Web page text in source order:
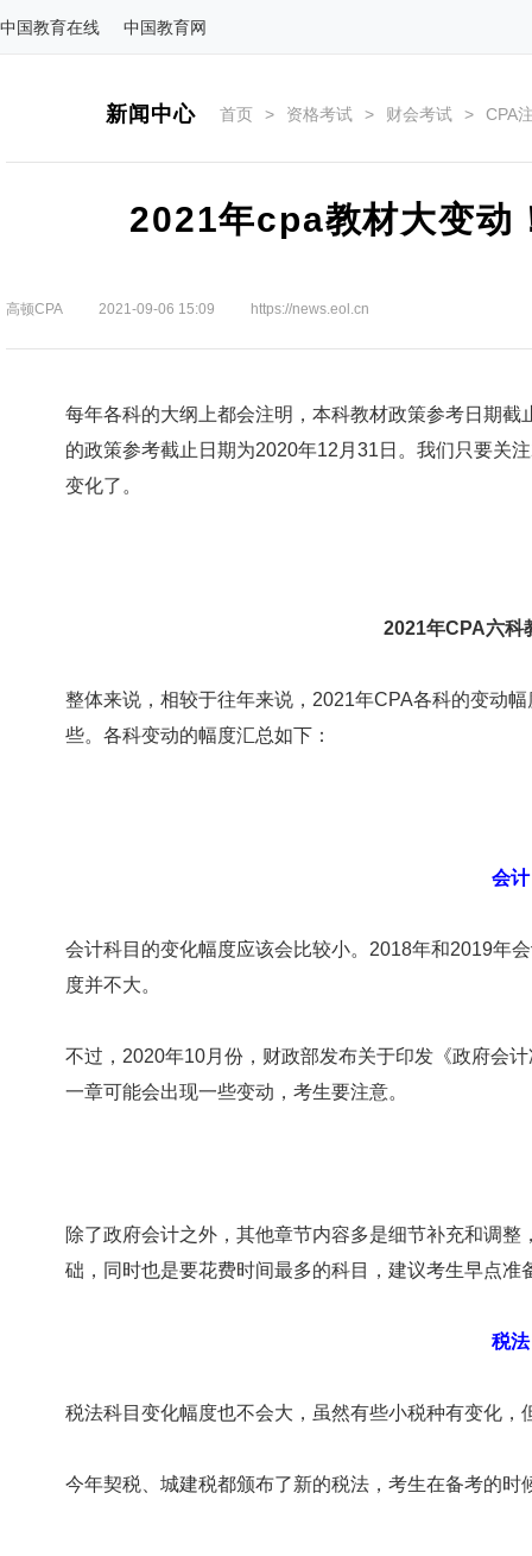
中国教育在线 中国教育网
新闻中心 首页 > 资格考试 > 财会考试 > CPA
2021年cpa教材大变动
高顿CPA 2021-09-06 15:09 https://news.eol.cn
每年各科的大纲上都会注明，本科教材政策参考日期
的政策参考截止日期为2020年12月31日。我们只要关
变化了。
2021年CPA六科
整体来说，相较于往年来说，2021年CPA各科的变动
些。各科变动的幅度汇总如下：
会计
会计科目的变化幅度应该会比较小。2018年和2019年
度并不大。
不过，2020年10月份，财政部发布关于印发《政府会
一章可能会出现一些变动，考生要注意。
除了政府会计之外，其他章节内容多是细节补充和调
础，同时也是要花费时间最多的科目，建议考生早点准
税法
税法科目变化幅度也不会大，虽然有些小税种有变化
今年契税、城建税都颁布了新的税法，考生在备考的